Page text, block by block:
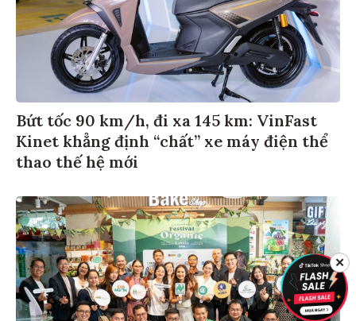
Bứt tốc 90 km/h, đi xa 145 km: VinFast
Kinet khẳng định “chất” xe máy điện thể
thao thế hệ mới
✕